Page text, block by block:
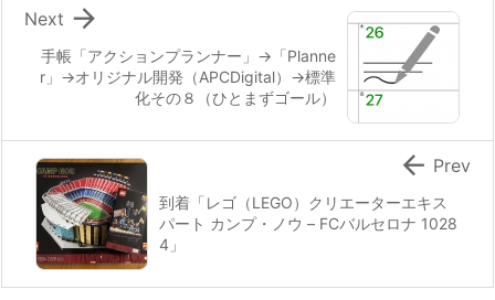
手帳「アクションプランナー」→「Planne
r」→オリジナル開発（APCDigital）→標準
化その８（ひとまずゴール）

Next
到着「レゴ（LEGO）クリエーターエキス
パート カンプ・ノウ – FCバルセロナ 1028
4」
 Prev